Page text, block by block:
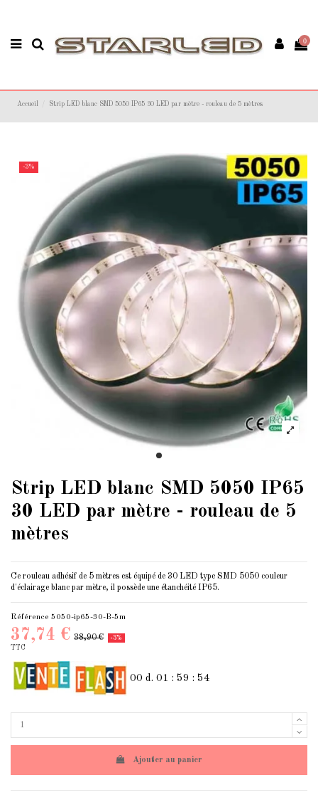
0
Accueil Strip LED blanc SMD 5050 IP65 30 LED par mètre - rouleau de 5 mètres
-3%
Strip LED blanc SMD 5050 IP65
30 LED par mètre - rouleau de 5
mètres
Ce rouleau adhésif de 5 mètres est équipé de 30 LED type SMD 5050 couleur
d'éclairage blanc par mètre, il possède une étanchéité IP65.
Référence 5050-ip65-30-B-5m
37,74 € 38,90 €
-3%
TTC
00 d. 01 : 59 : 53
Ajouter au panier